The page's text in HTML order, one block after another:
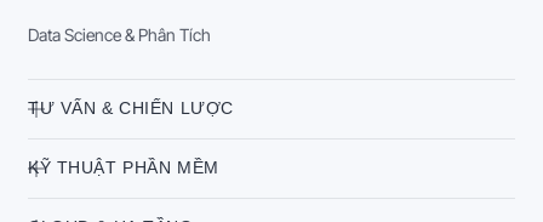
Data Science & Phân Tích
TƯ VẤN & CHIẾN LƯỢC
KỸ THUẬT PHẦN MỀM